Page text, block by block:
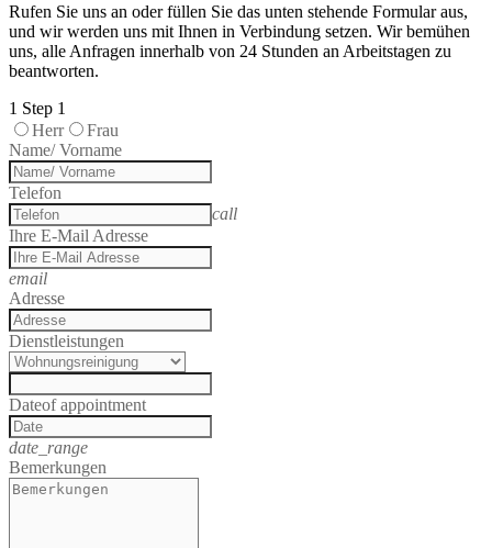
Rufen Sie uns an oder füllen Sie das unten stehende Formular aus,
und wir werden uns mit Ihnen in Verbindung setzen. Wir bemühen
uns, alle Anfragen innerhalb von 24 Stunden an Arbeitstagen zu
beantworten.
1 Step 1
Herr
Frau
Name/ Vorname
Telefon
call
Ihre E-Mail Adresse
email
Adresse
Dienstleistungen
Dateof appointment
date_range
Bemerkungen